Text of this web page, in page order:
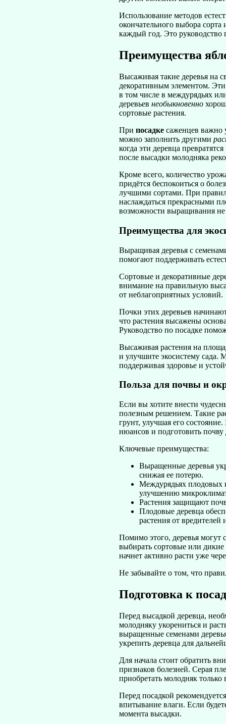
Использование методов
окончательного выбора сорта
каждый год. Это руководство
Преимущества
Высаживая такие деревья на
декоративным элементом. Эти
в том числе в междурядьях
деревьев необыкновенно
сортовые растения.
При посадке саженцев важно
можно заполнить другими
когда эти деревца
после высадки молодняка
Кроме всего, количество
придётся беспокоиться о
лучшими сортами. При
наслаждаться прекрасными
возможности выращивания не
Преимущества для
Выращивая деревья с
помогают поддерживать
Сортовые и декоративные
внимание на правильную
от неблагоприятных условий.
Почки этих деревьев
что растения высажены
Руководство по посадке
Высаживая растения на
и улучшите экосистему сада.
поддерживая здоровье и
Польза для почвы и
Если вы хотите внести
полезным решением. Такие
грунт, улучшая его
нюансов и подготовить
Ключевые преимущества:
Выращенные деревья
снижая ее потерю.
Междурядьях плодовых
улучшению
Растения защищают
Плодовые деревца
растения от вредителей
Помимо этого, деревья могут
выбирать сортовые или
начнет активно расти уже
Не забывайте о том, что
Подготовка к
Перед высадкой деревца,
молодняку укорениться и
выращенные семенами
укрепить деревца для
Для начала стоит обратить
признаков болезней. Серая
приобретать молодняк
Перед посадкой
впитывание влаги. Если
момента высадки.